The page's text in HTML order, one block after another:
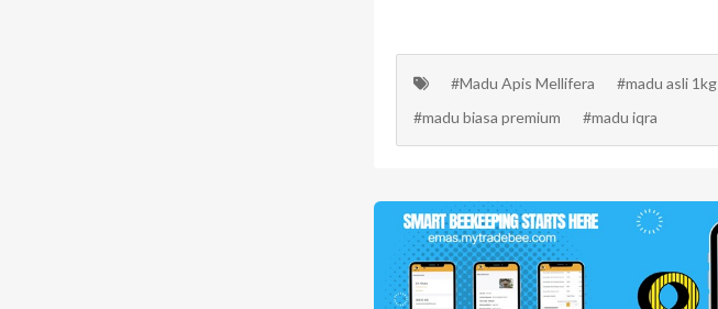
#Madu Apis Mellifera #madu asli 1kg
#madu biasa premium
#madu iqra